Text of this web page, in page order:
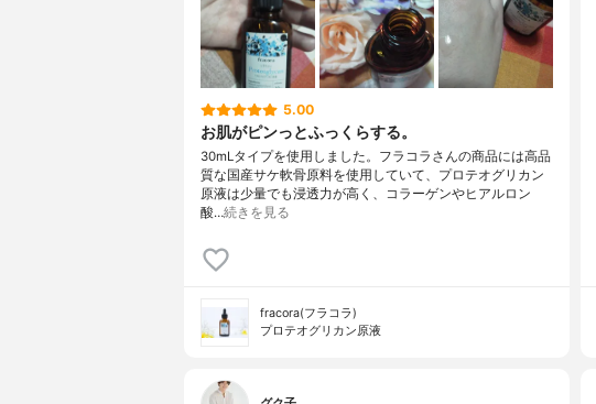
5.00
お肌がピンっとふっくらする。
30mLタイプを使用しました。フラコラさんの商品には高品
質な国産サケ軟骨原料を使用していて、プロテオグリカン
原液は少量でも浸透力が高く、コラーゲンやヒアルロン
酸…続きを見る
fracora(フラコラ)
プロテオグリカン原液